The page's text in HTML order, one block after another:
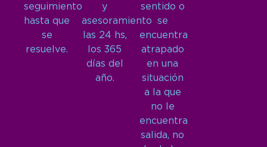
seguimiento
hasta que
se
resuelve.
y
asesoramiento
las 24 hs,
los 365
días del
año.
sentido o
se
encuentra
atrapado
en una
situación
a la que
no le
encuentra
salida, no